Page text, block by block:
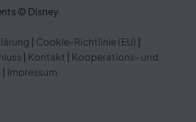
© Disney.
Cookie-Richtlinie (EU)
Kontakt
Kooperations- und
Impressum